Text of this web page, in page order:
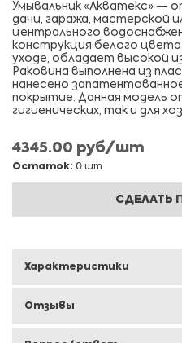
Умывальник «Акватекс» —
дачи, гаража, мастерской
центрального
конструкция белого
уходе, обладает высокой
Раковина выполнена из
нанесено
покрытие. Данная модель
гигиенических, так и для
4345.00 руб/шт
Остаток: 0 шт
СДЕЛАТЬ
Характеристики
Отзывы